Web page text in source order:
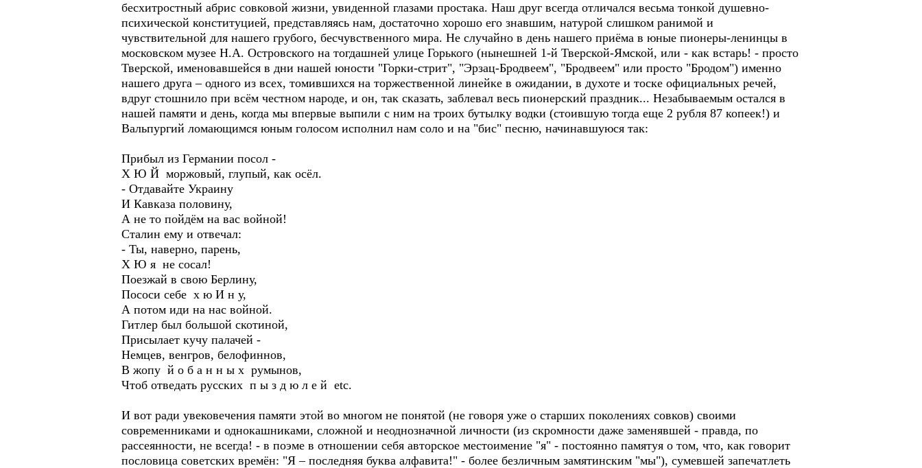
бесхитростный абрис совковой жизни, увиденной глазами простака. Наш друг всегда отличался весьма тонкой душевно-
психической конституцией, представляясь нам, достаточно хорошо его знавшим, натурой слишком ранимой и
чувствительной для нашего грубого, бесчувственного мира. Не случайно в день нашего приёма в юные пионеры-ленинцы в
московском музее Н.А. Островского на тогдашней улице Горького (нынешней 1-й Тверской-Ямской, или - как встарь! - просто
Тверской, именовавшейся в дни нашей юности "Горки-стрит", "Эрзац-Бродвеем", "Бродвеем" или просто "Бродом") именно
нашего друга – одного из всех, томившихся на торжественной линейке в ожидании, в духоте и тоске официальных речей,
вдруг стошнило при всём честном народе, и он, так сказать, заблевал весь пионерский праздник... Незабываемым остался в
нашей памяти и день, когда мы впервые выпили с ним на троих бутылку водки (стоившую тогда еще 2 рубля 87 копеек!) и
Вальпургий ломающимся юным голосом исполнил нам соло и на "бис" песню, начинавшуюся так:
Прибыл из Германии посол -
Х Ю Й моржовый, глупый, как осёл.
- Отдавайте Украину
И Кавказа половину,
А не то пойдём на вас войной!
Сталин ему и отвечал:
- Ты, наверно, парень,
Х Ю я не сосал!
Поезжай в свою Берлину,
Пососи себе х ю И н у,
А потом иди на нас войной.
Гитлер был большой скотиной,
Присылает кучу палачей -
Немцев, венгров, белофиннов,
В жопу й о б а н н ы х румынов,
Чтоб отведать русских п ы з д ю л е й etc.
И вот ради увековечения памяти этой во многом не понятой (не говоря уже о старших поколениях совков) своими
современниками и однокашниками, сложной и неоднозначной личности (из скромности даже заменявшей - правда, по
рассеянности, не всегда! - в поэме в отношении себя авторское местоимение "я" - постоянно памятуя о том, что, как говорит
пословица советских времён: "Я – последняя буква алфавита!" - более безличным замятинским "мы"), сумевшей запечатлеть